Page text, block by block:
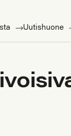
Uutishuone